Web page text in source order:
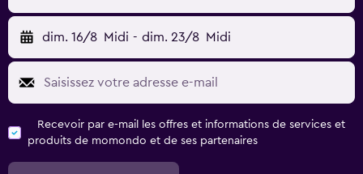
dim. 16/8 Midi - dim. 23/8 Midi
Recevoir par e-mail les offres et informations de services et
produits de momondo et de ses partenaires